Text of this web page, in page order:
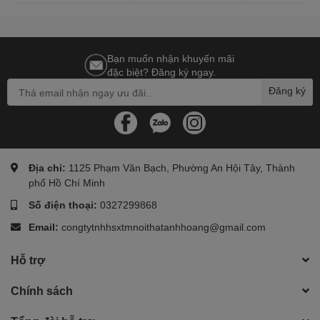
Bạn muốn nhận khuyến mãi
đặc biệt? Đăng ký ngay.
Đăng ký
Địa chỉ: 1125 Phạm Văn Bạch, Phường An Hội Tây, Thành
phố Hồ Chí Minh
Số điện thoại: 0327299868
Email: congtytnhhsxtmnoithatanhhoang@gmail.com
Hỗ trợ
Chính sách